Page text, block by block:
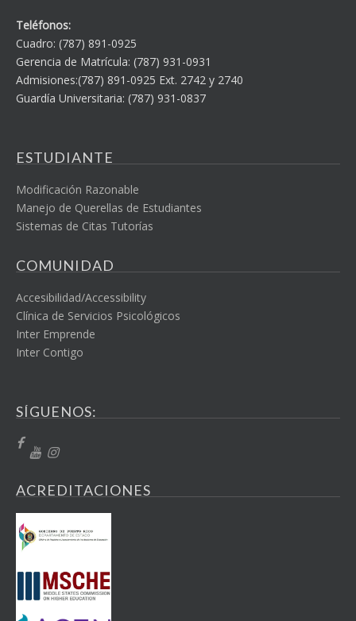
Teléfonos:
Cuadro: (787) 891-0925
Gerencia de Matrícula: (787) 931-0931
Admisiones:(787) 891-0925 Ext. 2742 y 2740
Guardía Universitaria: (787) 931-0837
ESTUDIANTE
Modificación Razonable
Manejo de Querellas de Estudiantes
Sistemas de Citas Tutorías
COMUNIDAD
Accesibilidad/Accessibility
Clínica de Servicios Psicológicos
Inter Emprende
Inter Contigo
SÍGUENOS:
ACREDITACIONES